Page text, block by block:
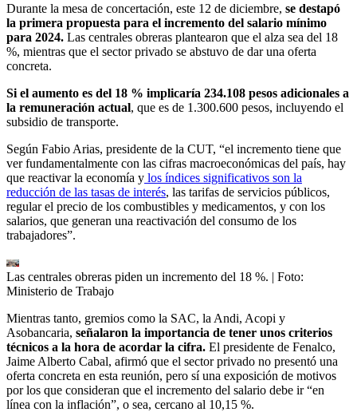
Durante la mesa de concertación, este 12 de diciembre, se destapó
la primera propuesta para el incremento del salario mínimo
para 2024. Las centrales obreras plantearon que el alza sea del 18
%, mientras que el sector privado se abstuvo de dar una oferta
concreta.
Si el aumento es del 18 % implicaría 234.108 pesos adicionales a
la remuneración actual, que es de 1.300.600 pesos, incluyendo el
subsidio de transporte.
Según Fabio Arias, presidente de la CUT, “el incremento tiene que
ver fundamentalmente con las cifras macroeconómicas del país, hay
que reactivar la economía y los índices significativos son la
reducción de las tasas de interés, las tarifas de servicios públicos,
regular el precio de los combustibles y medicamentos, y con los
salarios, que generan una reactivación del consumo de los
trabajadores”.
Las centrales obreras piden un incremento del 18 %. | Foto:
Ministerio de Trabajo
Mientras tanto, gremios como la SAC, la Andi, Acopi y
Asobancaria, señalaron la importancia de tener unos criterios
técnicos a la hora de acordar la cifra. El presidente de Fenalco,
Jaime Alberto Cabal, afirmó que el sector privado no presentó una
oferta concreta en esta reunión, pero sí una exposición de motivos
por los que consideran que el incremento del salario debe ir “en
línea con la inflación”, o sea, cercano al 10,15 %.